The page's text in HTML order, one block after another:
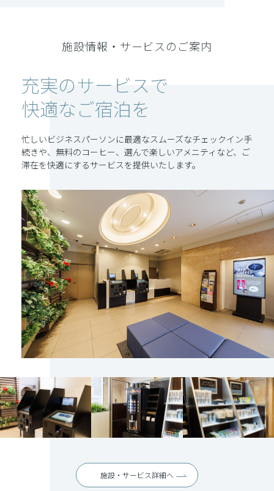
施設情報・サービスのご案内
充実のサービスで
快適なご宿泊を
忙しいビジネスパーソンに最適なスムーズなチェックイン手
続きや、無料のコーヒー、選んで楽しいアメニティなど、ご
滞在を快適にするサービスを提供いたします。
施設・サービス詳細へ